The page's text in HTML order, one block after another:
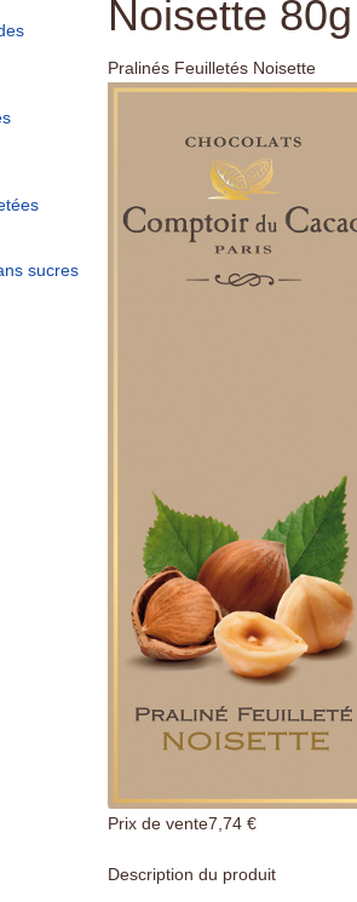
sucres
Noisette 80g
Pralinés Feuilletés Noisette
Prix ​​de vente7,74 €
Description du produit